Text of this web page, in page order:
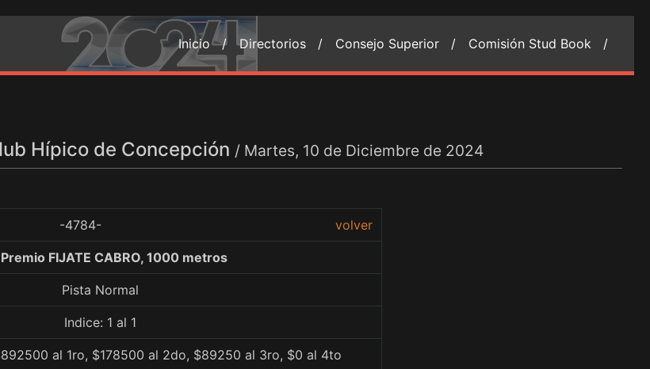
Inicio / Directorios / Consejo Superior / Comisión Stud Book /
Hípico de Concepción / Martes, 10 de Diciembre de 2024
-4784- volver
FIJATE CABRO, 1000 metros
Pista Normal
Indice: 1 al 1
al 1ro, $178500 al 2do, $89250 al 3ro, $0 al 4to